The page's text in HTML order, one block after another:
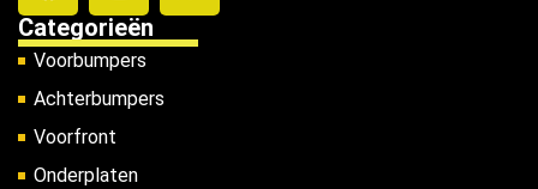
Categorieën
Voorbumpers
Achterbumpers
Voorfront
Onderplaten